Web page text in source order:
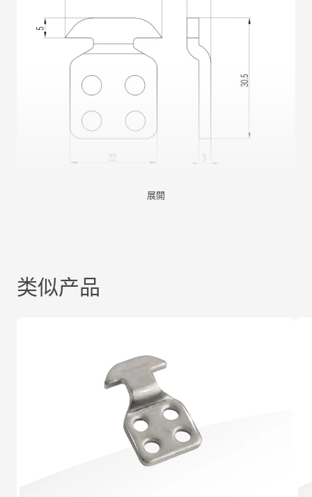
展開
类似产品